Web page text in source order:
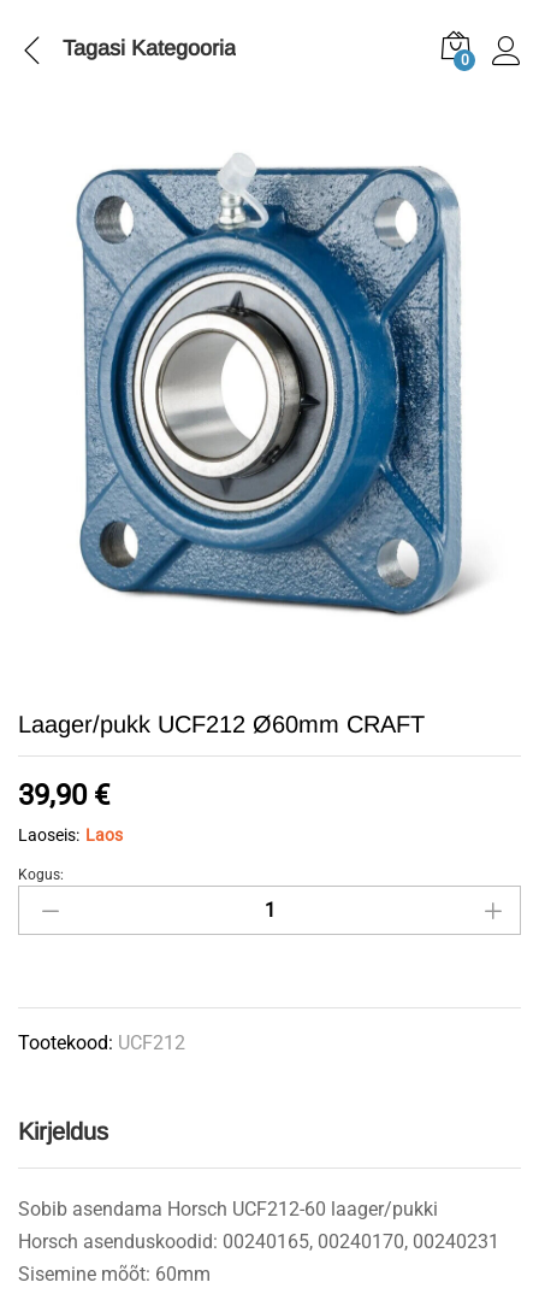
Tagasi Kategooria 0
Laager/pukk UCF212 Ø60mm CRAFT
39,90 €
Laoseis: Laos
Laager/pukk
UCF212
quantity
Kogus:
Tootekood: UCF212
Kirjeldus
Sobib asendama Horsch UCF212-60 laager/pukki
Horsch asenduskoodid: 00240165, 00240170, 00240231
Sisemine mõõt: 60mm